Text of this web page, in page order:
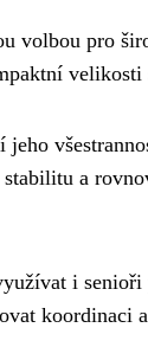
volbou pro
jeho
a
i
koordinaci